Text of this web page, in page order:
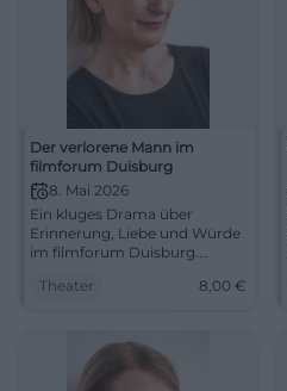
Der verlorene Mann im
filmforum Duisburg
8. Mai 2026
Ein kluges Drama über
Erinnerung, Liebe und Würde
im filmforum Duisburg.
Krassnitzer und August Zirner
Theater 8,00 €